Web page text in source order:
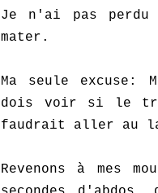
Je n'ai pas perdu
mater.
Ma seule excuse:
dois voir si le
faudrait aller au
Revenons à mes